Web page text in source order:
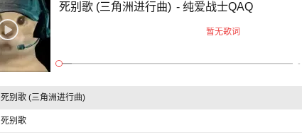
死别歌 (三角洲进行曲) - 纯爱战士QAQ
暂无歌词
-
死别歌 (三角洲进行曲)
死别歌